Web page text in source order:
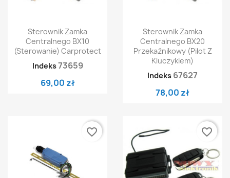
Sterownik Zamka
Centralnego BX10
(sterowanie) Carprotect
Indeks73659
69,00 zł
Sterownik Zamka
Centralnego BX20
Przekaźnikowy (Pilot Z
Kluczykiem)
Indeks 67627
78,00 zł
favorite_border favorite_border